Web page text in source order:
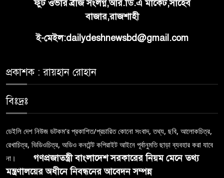
ফুট ওভার ব্রীজ সংলগ্ন,আর.ডি.এ মার্কেট,সাহেব
বাজার,রাজশাহী
ই-মেইল:dailydeshnewsbd@gmail.com
প্রকাশক : রায়হান রোহান
বিঃদ্রঃ
ডেইলি দেশ নিউজ ডটকম’র প্রকাশিত/প্রচারিত কোনো সংবাদ, তথ্য, ছবি, আলোকচিত্র,
রেখাচিত্র, ভিডিওচিত্র, অডিও কনটেন্ট কপিরাইট আইনে পূর্বানুমতি ছাড়া ব্যবহার করা যাবে
না।
গণপ্রজাতন্ত্রী বাংলাদেশ সরকারের নিয়ম মেনে তথ্য
মন্ত্রণালয়ের অধীনে নিবন্ধনের আবেদন সম্পন্ন